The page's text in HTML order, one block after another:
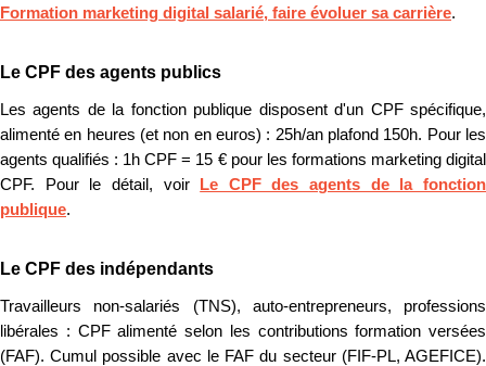
Formation marketing digital salarié, faire évoluer sa carrière.
Le CPF des agents publics
Les agents de la fonction publique disposent d'un CPF spécifique,
alimenté en heures (et non en euros) : 25h/an plafond 150h. Pour les
agents qualifiés : 1h CPF = 15 € pour les formations marketing digital
CPF. Pour le détail, voir
Le CPF des agents de la fonction
publique.
Le CPF des indépendants
Travailleurs non-salariés (TNS), auto-entrepreneurs, professions
libérales : CPF alimenté selon les contributions formation versées
(FAF). Cumul possible avec le FAF du secteur (FIF-PL, AGEFICE).